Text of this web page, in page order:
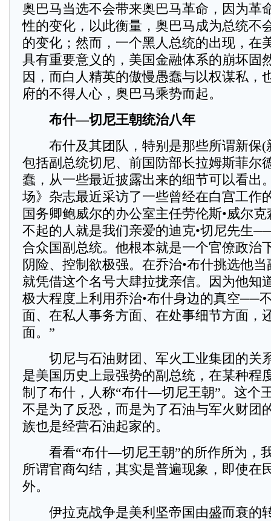
奥巴马当选不会带来奥巴马革命，因为革
性的变化，以此衡量，奥巴马成为总统不
的变化；然而，一个黑人总统的出现，在
具有重要意义的，美国金融体系的崩坏固
因，而白人精英的傲慢愚蠢与以权谋私，
府的不得人心，奥巴马乘势而起。
布什—切尼王朝统治八年
布什及其团队，特别是那些所谓新保(
包括副总统切尼、前国防部长拉姆斯菲尔
蠢，从一些最近披露出来的细节可以看出
场》杂志最近采访了一些曾经在白宫工作
国务卿鲍威尔的办公室主任劳伦斯•威尔
不起的人就是我们亲爱的迪克•切尼先生
合众国副总统。他根本就是一个官僚政治
阴险、控制欲极强。在乔治•布什挑选他
就凭借这个名号大肆拉拢亲信。因为他知
极大程度上利用乔治•布什身边的真空──
面、在私人事务方面、在处事细节方面，
面。”
切尼与石油财团、军火工业集团的关
是美国历史上最强势的副总统，在某种程
制了布什，人称“布什—切尼王朝”。这个
不是为了反恐，而是为了石油与军火财团
族也是经营石油起家的。
看看“布什—切尼王朝”的所作所为，
所谓官商勾结，其实是普遍现象，即使在
外。
伊拉克战争是美利坚帝国由盛而衰的